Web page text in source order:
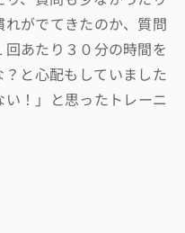
がでてきたのか、質問
あたり３０分の時間を
と心配もしていました
！」と思ったトレーニ